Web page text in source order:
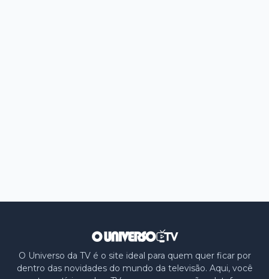
O Universo da TV é o site ideal para quem quer ficar por
dentro das novidades do mundo da televisão. Aqui, você